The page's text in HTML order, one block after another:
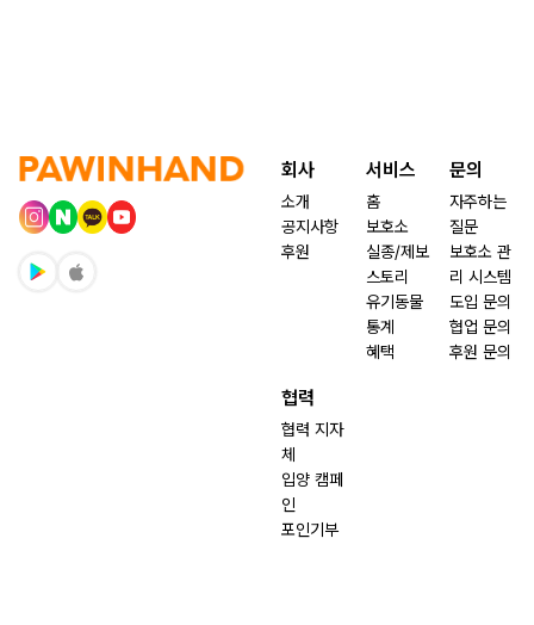
회사
소개
공지사항
후원
서비스
홈
보호소
실종/제보
스토리
유기동물
통계
혜택
문의
자주하는
질문
보호소 관
리 시스템
도입 문의
협업 문의
후원 문의
협력
협력 지자
체
입양 캠페
인
포인기부